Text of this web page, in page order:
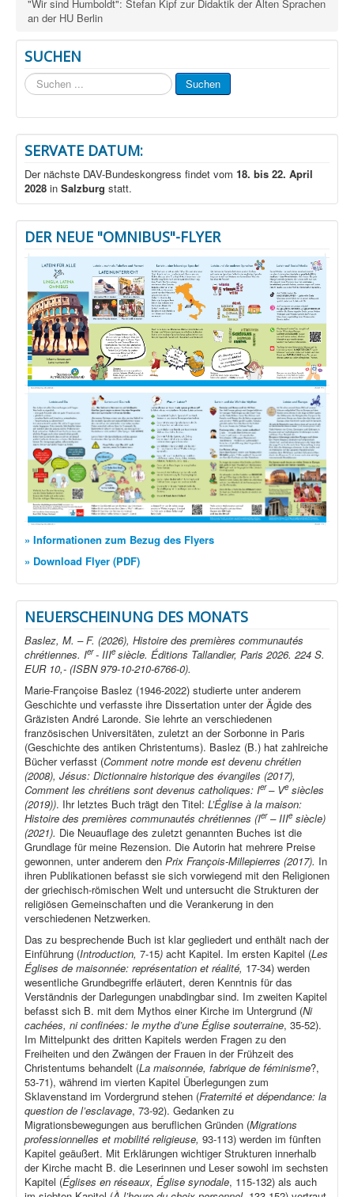
"Wir sind Humboldt": Stefan Kipf zur Didaktik der Alten Sprachen
an der HU Berlin
SUCHEN
Suchen
...
Suchen
SERVATE DATUM:
Der nächste DAV-Bundeskongress findet vom 18. bis 22. April
2028 in Salzburg statt.
DER NEUE "OMNIBUS"-FLYER
» Informationen zum Bezug des Flyers
» Download Flyer (PDF)
NEUERSCHEINUNG DES MONATS
Baslez, M. – F. (2026), Histoire des premières communautés
chrétiennes. Ier- IIIe siècle. Éditions Tallandier, Paris 2026. 224 S.
EUR 10,- (ISBN 979-10-210-6766-0).
Marie-Françoise Baslez (1946-2022) studierte unter anderem
Geschichte und verfasste ihre Dissertation unter der Ägide des
Gräzisten André Laronde. Sie lehrte an verschiedenen
französischen Universitäten, zuletzt an der Sorbonne in Paris
(Geschichte des antiken Christentums). Baslez (B.) hat zahlreiche
Bücher verfasst (Comment notre monde est devenu chrétien
(2008), Jésus: Dictionnaire historique des évangiles (2017),
Comment les chrétiens sont devenus catholiques: Ier– Ve siècles
(2019)). Ihr letztes Buch trägt den Titel: L’Église à la maison:
Histoire des premières communautés chrétiennes (Ier– IIIe siècle)
(2021). Die Neuauflage des zuletzt genannten Buches ist die
Grundlage für meine Rezension. Die Autorin hat mehrere Preise
gewonnen, unter anderem den Prix François-Millepierres (2017). In
ihren Publikationen befasst sie sich vorwiegend mit den Religionen
der griechisch-römischen Welt und untersucht die Strukturen der
religiösen Gemeinschaften und die Verankerung in den
verschiedenen Netzwerken.
Das zu besprechende Buch ist klar gegliedert und enthält nach der
Einführung (Introduction, 7-15) acht Kapitel. Im ersten Kapitel (Les
Églises de maisonnée: représentation et réalité, 17-34) werden
wesentliche Grundbegriffe erläutert, deren Kenntnis für das
Verständnis der Darlegungen unabdingbar sind. Im zweiten Kapitel
befasst sich B. mit dem Mythos einer Kirche im Untergrund (Ni
cachées, ni confinées: le mythe d’une Église souterraine, 35-52).
Im Mittelpunkt des dritten Kapitels werden Fragen zu den
Freiheiten und den Zwängen der Frauen in der Frühzeit des
Christentums behandelt (La maisonnée, fabrique de féminisme?,
53-71), während im vierten Kapitel Überlegungen zum
Sklavenstand im Vordergrund stehen (Fraternité et dépendance: la
question de l’esclavage, 73-92). Gedanken zu
Migrationsbewegungen aus beruflichen Gründen (Migrations
professionnelles et mobilité religieuse, 93-113) werden im fünften
Kapitel geäußert. Mit Erklärungen wichtiger Strukturen innerhalb
der Kirche macht B. die Leserinnen und Leser sowohl im sechsten
Kapitel (Églises en réseaux, Église synodale, 115-132) als auch